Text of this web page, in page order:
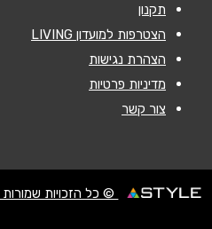
שליחה
תקנון
הצטרפות למועדון LIVING
הצהרת נגישות
מדיניות פרטיות
צור קשר
© כל הזכויות שמורות STYLE ניהול מועדוני לקוחות